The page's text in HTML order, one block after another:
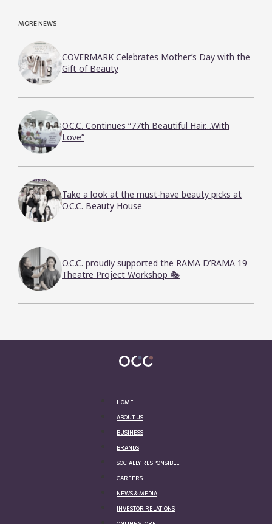
MORE NEWS
COVERMARK Celebrates Mother’s Day with the
Gift of Beauty
O.C.C. Continues “77th Beautiful Hair…With
Love”
Take a look at the must-have beauty picks at
O.C.C. Beauty House
O.C.C. proudly supported the RAMA D’RAMA 19
Theatre Project Workshop 🎭
HOME
ABOUT US
BUSINESS
BRANDS
SOCIALLY RESPONSIBLE
CAREERS
NEWS & MEDIA
INVESTOR RELATIONS